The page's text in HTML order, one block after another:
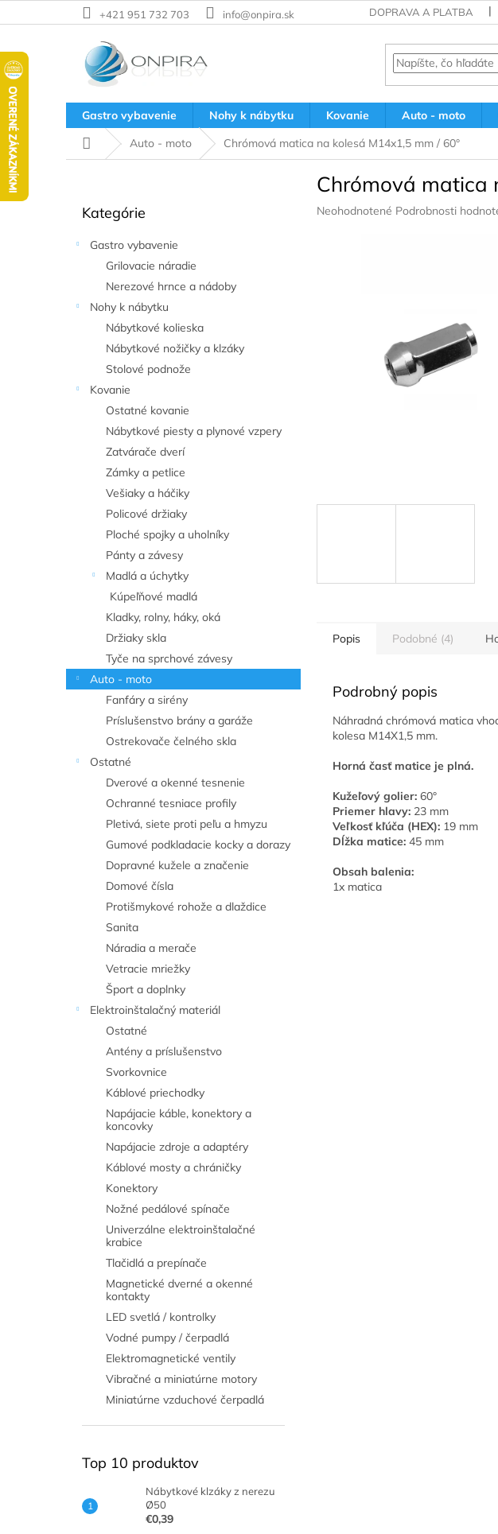
na
+421 951 732 703 info@onpira.sk DOPRAVA A PLATBA
Gastro vybavenie Nohy k nábytku Kovanie Auto - moto
DomovAuto - moto Chrómová matica na kolesá M14x1,5 mm / 60°
kategórie
Kategórie
Gastro vybavenie
Grilovacie náradie
Nerezové hrnce a nádoby
Nohy k nábytku
Nábytkové kolieska
Nábytkové nožičky a klzáky
Stolové podnože
Kovanie
Ostatné kovanie
Nábytkové piesty a plynové vzpery
Zatvárače dverí
Zámky a petlice
Vešiaky a háčiky
Policové držiaky
Ploché spojky a uholníky
Pánty a závesy
Madlá a úchytky
Kúpeľňové madlá
Kladky, rolny, háky, oká
Držiaky skla
Tyče na sprchové závesy
Auto - moto
Fanfáry a sirény
Príslušenstvo brány a garáže
Ostrekovače čelného skla
Ostatné
Dverové a okenné tesnenie
Ochranné tesniace profily
Pletivá, siete proti peľu a hmyzu
Gumové podkladacie kocky a dorazy
Dopravné kužele a značenie
Domové čísla
Protišmykové rohože a dlaždice
Sanita
Náradia a merače
Vetracie mriežky
Šport a doplnky
Elektroinštalačný materiál
Ostatné
Antény a príslušenstvo
Svorkovnice
Káblové priechodky
Napájacie káble, konektory a
koncovky
Napájacie zdroje a adaptéry
Káblové mosty a chráničky
Konektory
Nožné pedálové spínače
Univerzálne elektroinštalačné
krabice
Tlačidlá a prepínače
Magnetické dverné a okenné
kontakty
LED svetlá / kontrolky
Vodné pumpy / čerpadlá
Elektromagnetické ventily
Vibračné a miniatúrne motory
Miniatúrne vzduchové čerpadlá
Top 10 produktov
Nábytkové klzáky z nerezu
Ø50
€0,39
Chrómová matica
Priemerné
Neohodnotené Podrobnosti
Popis Podobné (4)
Podrobný popis
Náhradná chrómová matica
kolesa M14X1,5 mm.
Horná časť matice je plná.
Kužeľový golier: 60°
Priemer hlavy: 23 mm
Veľkosť kľúča (HEX): 19 mm
Dĺžka matice: 45 mm
Obsah balenia:
1x matica